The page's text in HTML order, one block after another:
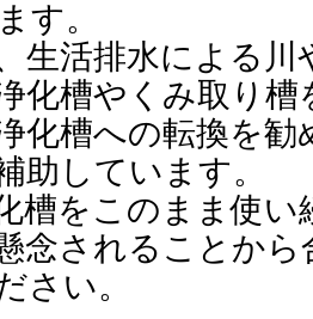
す。
生活排水による川
化槽やくみ取り
化槽への転換を
助しています。
槽をこのまま使い
念されることか
さい。